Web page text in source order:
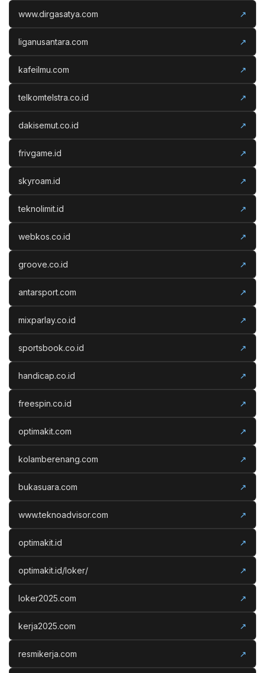
www.dirgasatya.com ↗
liganusantara.com ↗
kafeilmu.com ↗
telkomtelstra.co.id ↗
dakisemut.co.id ↗
frivgame.id ↗
skyroam.id ↗
teknolimit.id ↗
webkos.co.id ↗
groove.co.id ↗
antarsport.com ↗
mixparlay.co.id ↗
sportsbook.co.id ↗
handicap.co.id ↗
freespin.co.id ↗
optimakit.com ↗
kolamberenang.com ↗
bukasuara.com ↗
www.teknoadvisor.com ↗
optimakit.id ↗
optimakit.id/loker/ ↗
loker2025.com ↗
kerja2025.com ↗
resmikerja.com ↗